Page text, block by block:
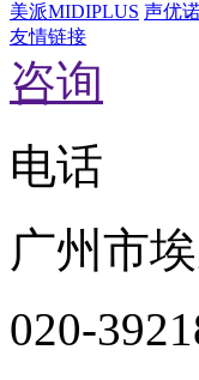
美派MIDIPLUS 声优
友情链接
咨询
电话
广州市
020-